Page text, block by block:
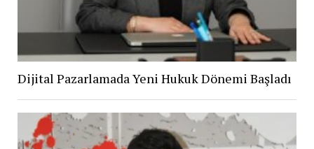
Dijital Pazarlamada Yeni Hukuk Dönemi Başladı